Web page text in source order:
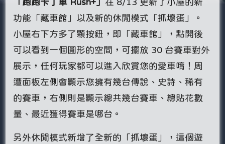
「跑跑卡丁車 Rush+」 在 8/13 更新了小屋的新
功能「藏車館」以及新的休閒模式「抓壞蛋」。
小屋右下方多了顆按鈕，即「藏車館」，點開後
可以看到一個圓形的空間，可擺放 30 台賽車對外
展示，任何玩家都可以進入欣賞您的愛車唷！周
遭面板左側會顯示您擁有幾台傳說、史詩、稀有
的賽車，右側則是顯示總共幾台賽車、總貼花數
量、最近獲得賽車是哪台。
另外休閒模式新增了全新的「抓壞蛋」，這個遊